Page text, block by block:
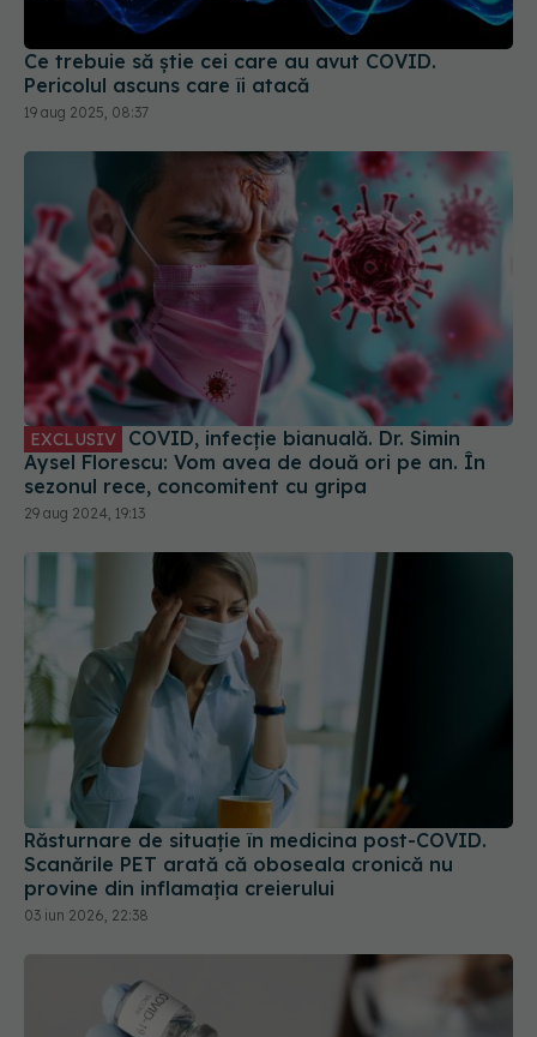
Ce trebuie să știe cei care au avut COVID.
Pericolul ascuns care îi atacă
19 aug 2025, 08:37
EXCLUSIV COVID, infecție bianuală. Dr. Simin
Aysel Florescu: Vom avea de două ori pe an. În
sezonul rece, concomitent cu gripa
29 aug 2024, 19:13
Răsturnare de situație în medicina post-COVID.
Scanările PET arată că oboseala cronică nu
provine din inflamația creierului
03 iun 2026, 22:38